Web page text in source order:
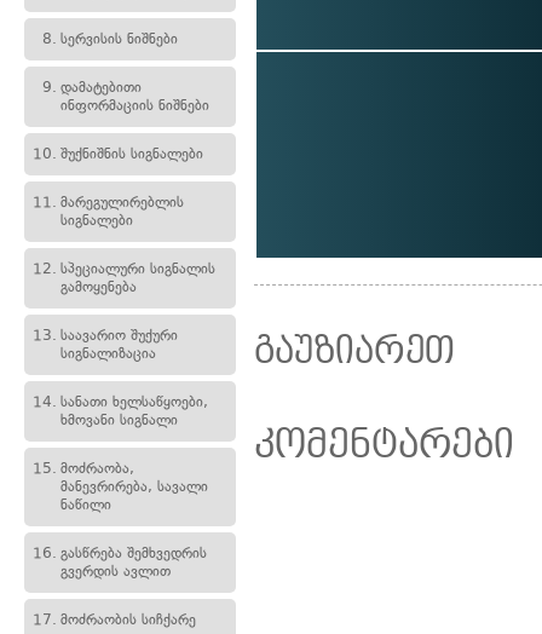
8. სერვისის ნიშნები
9. დამატებითი
ინფორმაციის ნიშნები
10. შუქნიშნის სიგნალები
11. მარეგულირებლის
სიგნალები
12. სპეციალური სიგნალის
გამოყენება
13. საავარიო შუქური
სიგნალიზაცია
14. სანათი ხელსაწყოები,
ხმოვანი სიგნალი
15. მოძრაობა,
მანევრირება, სავალი
ნაწილი
16. გასწრება შემხვედრის
გვერდის ავლით
17. მოძრაობის სიჩქარე
გაუზიარეთ
კომენტარები